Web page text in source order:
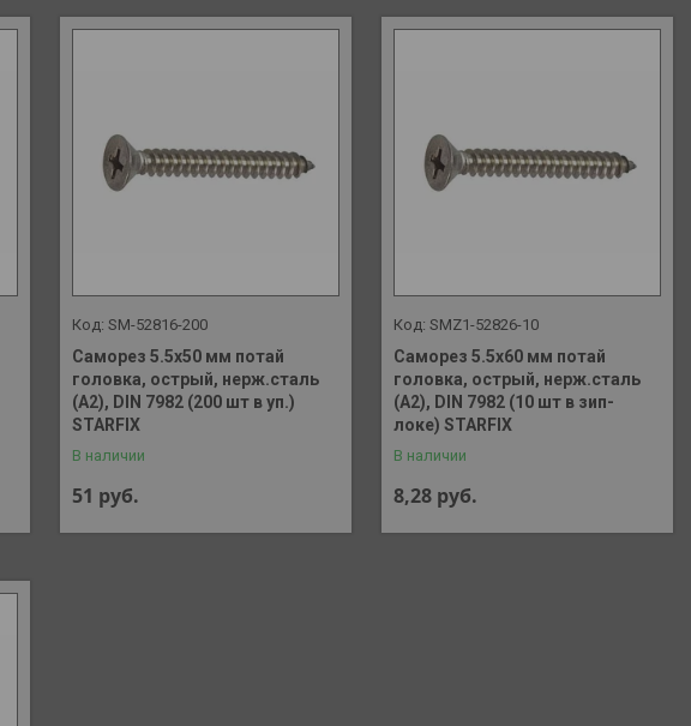
SM-52816-200
Саморез 5.5х50 мм потай
головка, острый, нерж.сталь
(А2), DIN 7982 (200 шт в уп.)
STARFIX
В наличии
51 руб.
SMZ1-52826-10
Саморез 5.5х60 мм потай
головка, острый, нерж.сталь
(А2), DIN 7982 (10 шт в зип-
локе) STARFIX
В наличии
8,28 руб.